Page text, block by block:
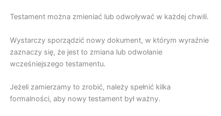
Testament można zmieniać lub odwoływać w każdej chwili.
Wystarczy sporządzić nowy dokument, w którym wyraźnie
zaznaczy się, że jest to zmiana lub odwołanie
wcześniejszego testamentu.
Jeżeli zamierzamy to zrobić, należy spełnić kilka
formalności, aby nowy testament był ważny.